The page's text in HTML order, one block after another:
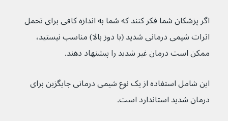
اگر پزشکان شما فکر کنند که شما به اندازه کافی برای تحمل
اثرات شیمی درمانی شدید (با دوز بالا) مناسب نیستید،
ممکن است درمان غیر شدید را پیشنهاد دهند.
این شامل استفاده از یک نوع شیمی درمانی جایگزین برای
درمان شدید استاندارد است.